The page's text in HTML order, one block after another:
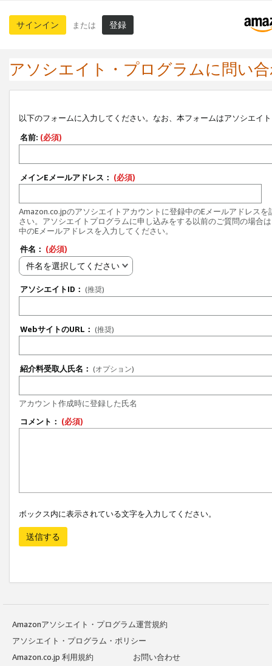
サインイン または 登録
アソシエイト・プログラムに問い
以下のフォームに入力してください。なお、本フォームはアソシエイ
名前: (必須)
メインEメールアドレス： (必須)
Amazon.co.jpのアソシエイトアカウントに登録中のEメールアドレスを
さい。アソシエイトプログラムに申し込みをする以前のご質問の場合
中のEメールアドレスを入力してください。
件名： (必須)
件名を選択してください
アソシエイトID： (推奨)
WebサイトのURL： (推奨)
紹介料受取人氏名： (オプション)
アカウント作成時に登録した氏名
コメント： (必須)
ボックス内に表示されている文字を入力してください。
送信する
Amazonアソシエイト・プログラム運営規約
アソシエイト・プログラム・ポリシー
Amazon.co.jp 利用規約
お問い合わせ